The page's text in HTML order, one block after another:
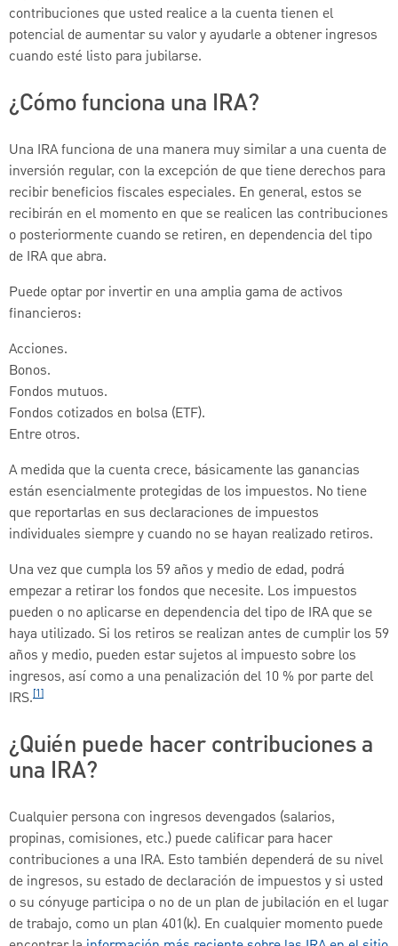
contribuciones que usted realice a la cuenta tienen el
potencial de aumentar su valor y ayudarle a obtener ingresos
cuando esté listo para jubilarse.
¿Cómo funciona una IRA?
Una IRA funciona de una manera muy similar a una cuenta de
inversión regular, con la excepción de que tiene derechos para
recibir beneficios fiscales especiales. En general, estos se
recibirán en el momento en que se realicen las contribuciones
o posteriormente cuando se retiren, en dependencia del tipo
de IRA que abra.
Puede optar por invertir en una amplia gama de activos
financieros:
Acciones.
Bonos.
Fondos mutuos.
Fondos cotizados en bolsa (ETF).
Entre otros.
A medida que la cuenta crece, básicamente las ganancias
están esencialmente protegidas de los impuestos. No tiene
que reportarlas en sus declaraciones de impuestos
individuales siempre y cuando no se hayan realizado retiros.
Una vez que cumpla los 59 años y medio de edad, podrá
empezar a retirar los fondos que necesite. Los impuestos
pueden o no aplicarse en dependencia del tipo de IRA que se
haya utilizado. Si los retiros se realizan antes de cumplir los 59
años y medio, pueden estar sujetos al impuesto sobre los
ingresos, así como a una penalización del 10 % por parte del
IRS.[1]
¿Quién puede hacer contribuciones a
una IRA?
Cualquier persona con ingresos devengados (salarios,
propinas, comisiones, etc.) puede calificar para hacer
contribuciones a una IRA. Esto también dependerá de su nivel
de ingresos, su estado de declaración de impuestos y si usted
o su cónyuge participa o no de un plan de jubilación en el lugar
de trabajo, como un plan 401(k). En cualquier momento puede